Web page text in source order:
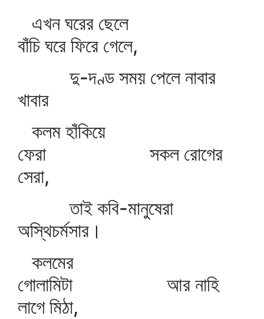
এখন ঘরের ছেলে
বাঁচি ঘরে ফিরে গেলে,
দু-দণ্ড সময় পেলে নাবার
খাবার
কলম হাঁকিয়ে
ফেরা সকল রোগের
সেরা,
তাই কবি-মানুষেরা
অস্থিচর্মসার।
কলমের
গোলামিটা আর নাহি
লাগে মিঠা,